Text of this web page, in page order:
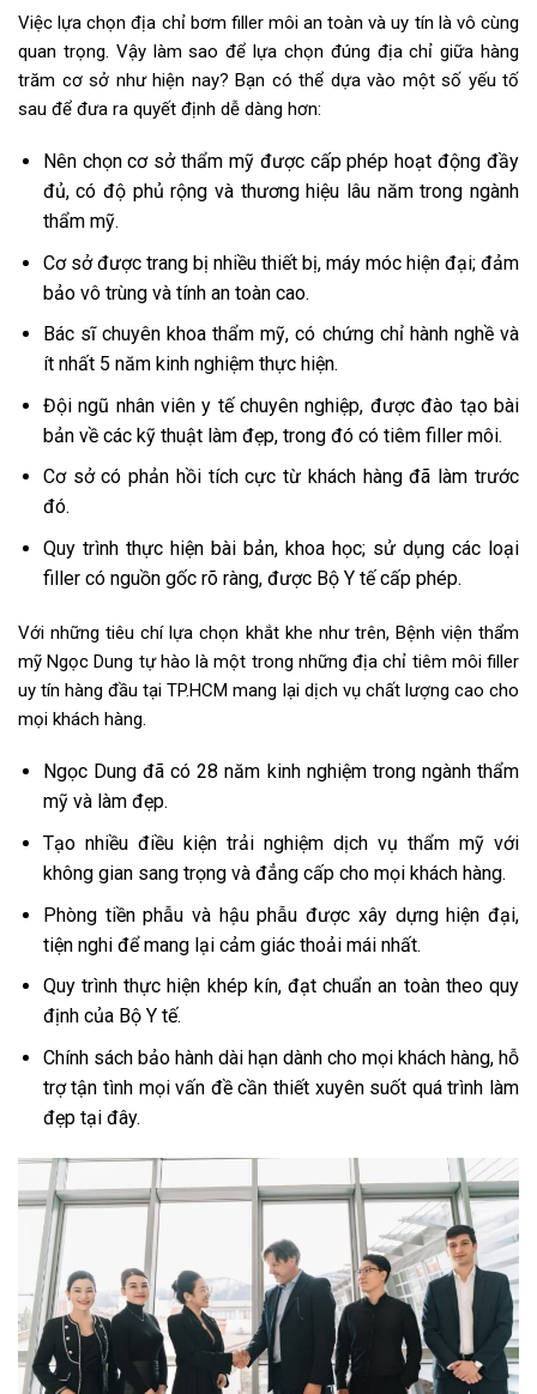
Việc lựa chọn địa chỉ bơm filler môi an toàn và uy tín là vô cùng
quan trọng. Vậy làm sao để lựa chọn đúng địa chỉ giữa hàng
trăm cơ sở như hiện nay? Bạn có thể dựa vào một số yếu tố
sau để đưa ra quyết định dễ dàng hơn:
Nên chọn cơ sở thẩm mỹ được cấp phép hoạt động đầy
đủ, có độ phủ rộng và thương hiệu lâu năm trong ngành
thẩm mỹ.
Cơ sở được trang bị nhiều thiết bị, máy móc hiện đại; đảm
bảo vô trùng và tính an toàn cao.
Bác sĩ chuyên khoa thẩm mỹ, có chứng chỉ hành nghề và
ít nhất 5 năm kinh nghiệm thực hiện.
Đội ngũ nhân viên y tế chuyên nghiệp, được đào tạo bài
bản về các kỹ thuật làm đẹp, trong đó có tiêm filler môi.
Cơ sở có phản hồi tích cực từ khách hàng đã làm trước
đó.
Quy trình thực hiện bài bản, khoa học; sử dụng các loại
filler có nguồn gốc rõ ràng, được Bộ Y tế cấp phép.
Với những tiêu chí lựa chọn khắt khe như trên, Bệnh viện thẩm
mỹ Ngọc Dung tự hào là một trong những địa chỉ tiêm môi filler
uy tín hàng đầu tại TP.HCM mang lại dịch vụ chất lượng cao cho
mọi khách hàng.
Ngọc Dung đã có 28 năm kinh nghiệm trong ngành thẩm
mỹ và làm đẹp.
Tạo nhiều điều kiện trải nghiệm dịch vụ thẩm mỹ với
không gian sang trọng và đẳng cấp cho mọi khách hàng.
Phòng tiền phẫu và hậu phẫu được xây dựng hiện đại,
tiện nghi để mang lại cảm giác thoải mái nhất.
Quy trình thực hiện khép kín, đạt chuẩn an toàn theo quy
định của Bộ Y tế.
Chính sách bảo hành dài hạn dành cho mọi khách hàng, hỗ
trợ tận tình mọi vấn đề cần thiết xuyên suốt quá trình làm
đẹp tại đây.